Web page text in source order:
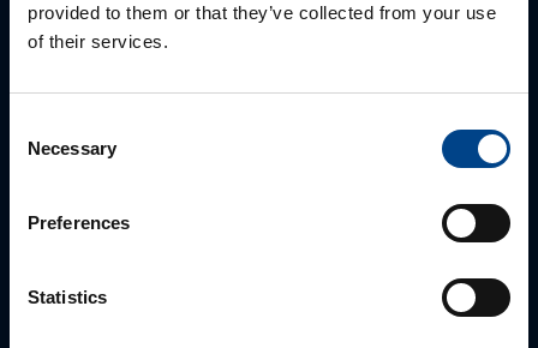
provided to them or that they’ve collected from your use
of their services.
Selection
Necessary
Preferences
Statistics
Ota yhteyttä!
parhaan ratkaisun. Otathan yhtettä puhelimitse,